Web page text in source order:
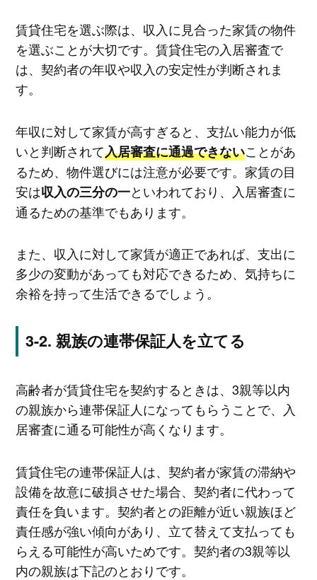
賃貸住宅を選ぶ際は、収入に見合った家賃の物件
を選ぶことが大切です。賃貸住宅の入居審査で
は、契約者の年収や収入の安定性が判断されま
す。
年収に対して家賃が高すぎると、支払い能力が低
いと判断されて入居審査に通過できないことがあ
るため、物件選びには注意が必要です。家賃の目
安は収入の三分の一といわれており、入居審査に
通るための基準でもあります。
また、収入に対して家賃が適正であれば、支出に
多少の変動があっても対応できるため、気持ちに
余裕を持って生活できるでしょう。
親族の連帯保証人を立てる
高齢者が賃貸住宅を契約するときは、3親等以内
の親族から連帯保証人になってもらうことで、入
居審査に通る可能性が高くなります。
賃貸住宅の連帯保証人は、契約者が家賃の滞納や
設備を故意に破損させた場合、契約者に代わって
責任を負います。契約者との距離が近い親族ほど
責任感が強い傾向があり、立て替えて支払っても
らえる可能性が高いためです。契約者の3親等以
内の親族は下記のとおりです。